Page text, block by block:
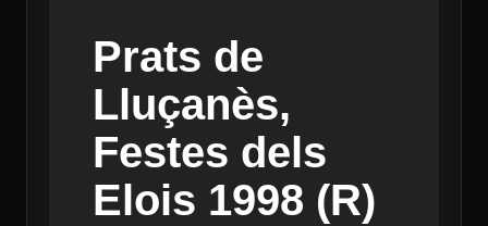
Prats de
Lluçanès,
Festes dels
Elois 1998 (R)